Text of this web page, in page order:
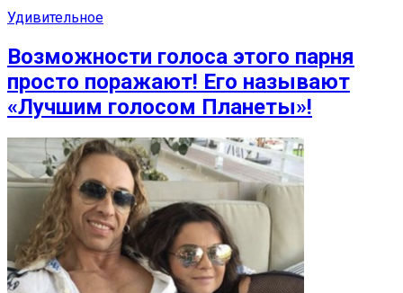
Удивительное
Возможности голоса этого парня
просто поражают! Его называют
«Лучшим голосом Планеты»!